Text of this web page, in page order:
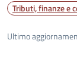
Tributi, finanze e
Ultimo